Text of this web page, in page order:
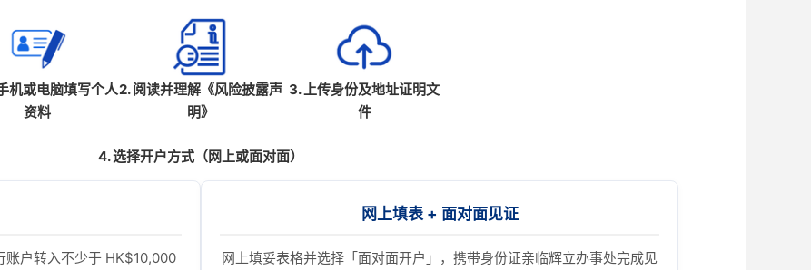
机或电脑填写个人
资料
2. 阅读并理解《风险披露声
明》
3. 上传身份及地址证明文
件
4. 选择开户方式（网上或面对面）
账户转入不少于 HK$10,000
网上填表 + 面对面见证
网上填妥表格并选择「面对面开户」，携带身份证亲临辉立办事处完成见